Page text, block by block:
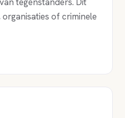
of criminele